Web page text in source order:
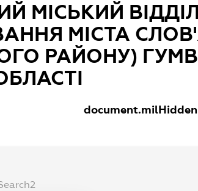
МІСЬКИЙ
МІСТА
РАЙОНУ)
document.milHidden